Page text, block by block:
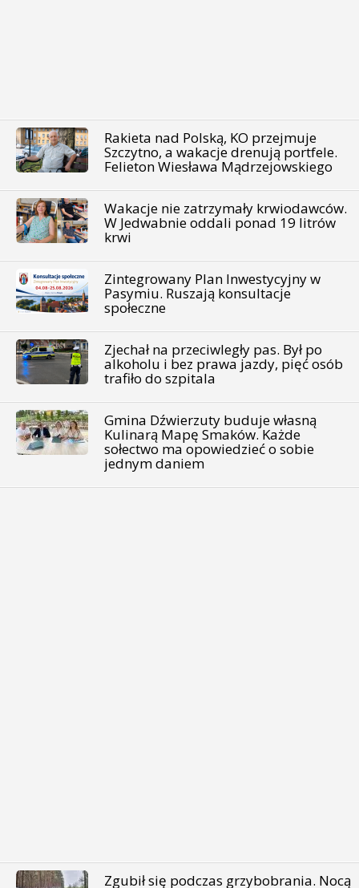
Rakieta nad Polską, KO przejmuje
Szczytno, a wakacje drenują portfele.
Felieton Wiesława Mądrzejowskiego
Wakacje nie zatrzymały krwiodawców.
W Jedwabnie oddali ponad 19 litrów
krwi
Zintegrowany Plan Inwestycyjny w
Pasymiu. Ruszają konsultacje
społeczne
Zjechał na przeciwległy pas. Był po
alkoholu i bez prawa jazdy, pięć osób
trafiło do szpitala
Gmina Dźwierzuty buduje własną
Kulinarą Mapę Smaków. Każde
sołectwo ma opowiedzieć o sobie
jednym daniem
Zgubił się podczas grzybobrania. Nocą